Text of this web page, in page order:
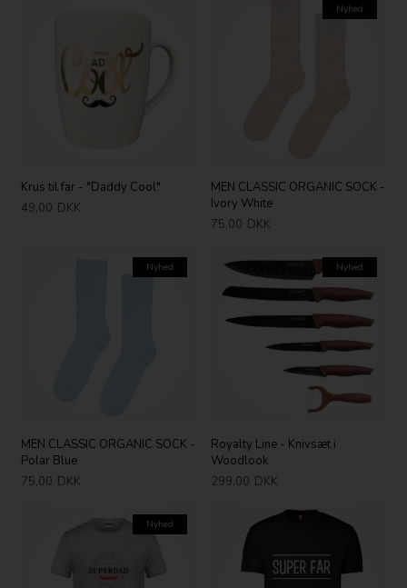
Krus til far - "Daddy Cool"
49,00 DKK
Nyhed
MEN CLASSIC ORGANIC SOCK -
Ivory White
75,00 DKK
Nyhed
MEN CLASSIC ORGANIC SOCK -
Polar Blue
75,00 DKK
Nyhed
Royalty Line - Knivsæt i
Woodlook
299,00 DKK
Nyhed